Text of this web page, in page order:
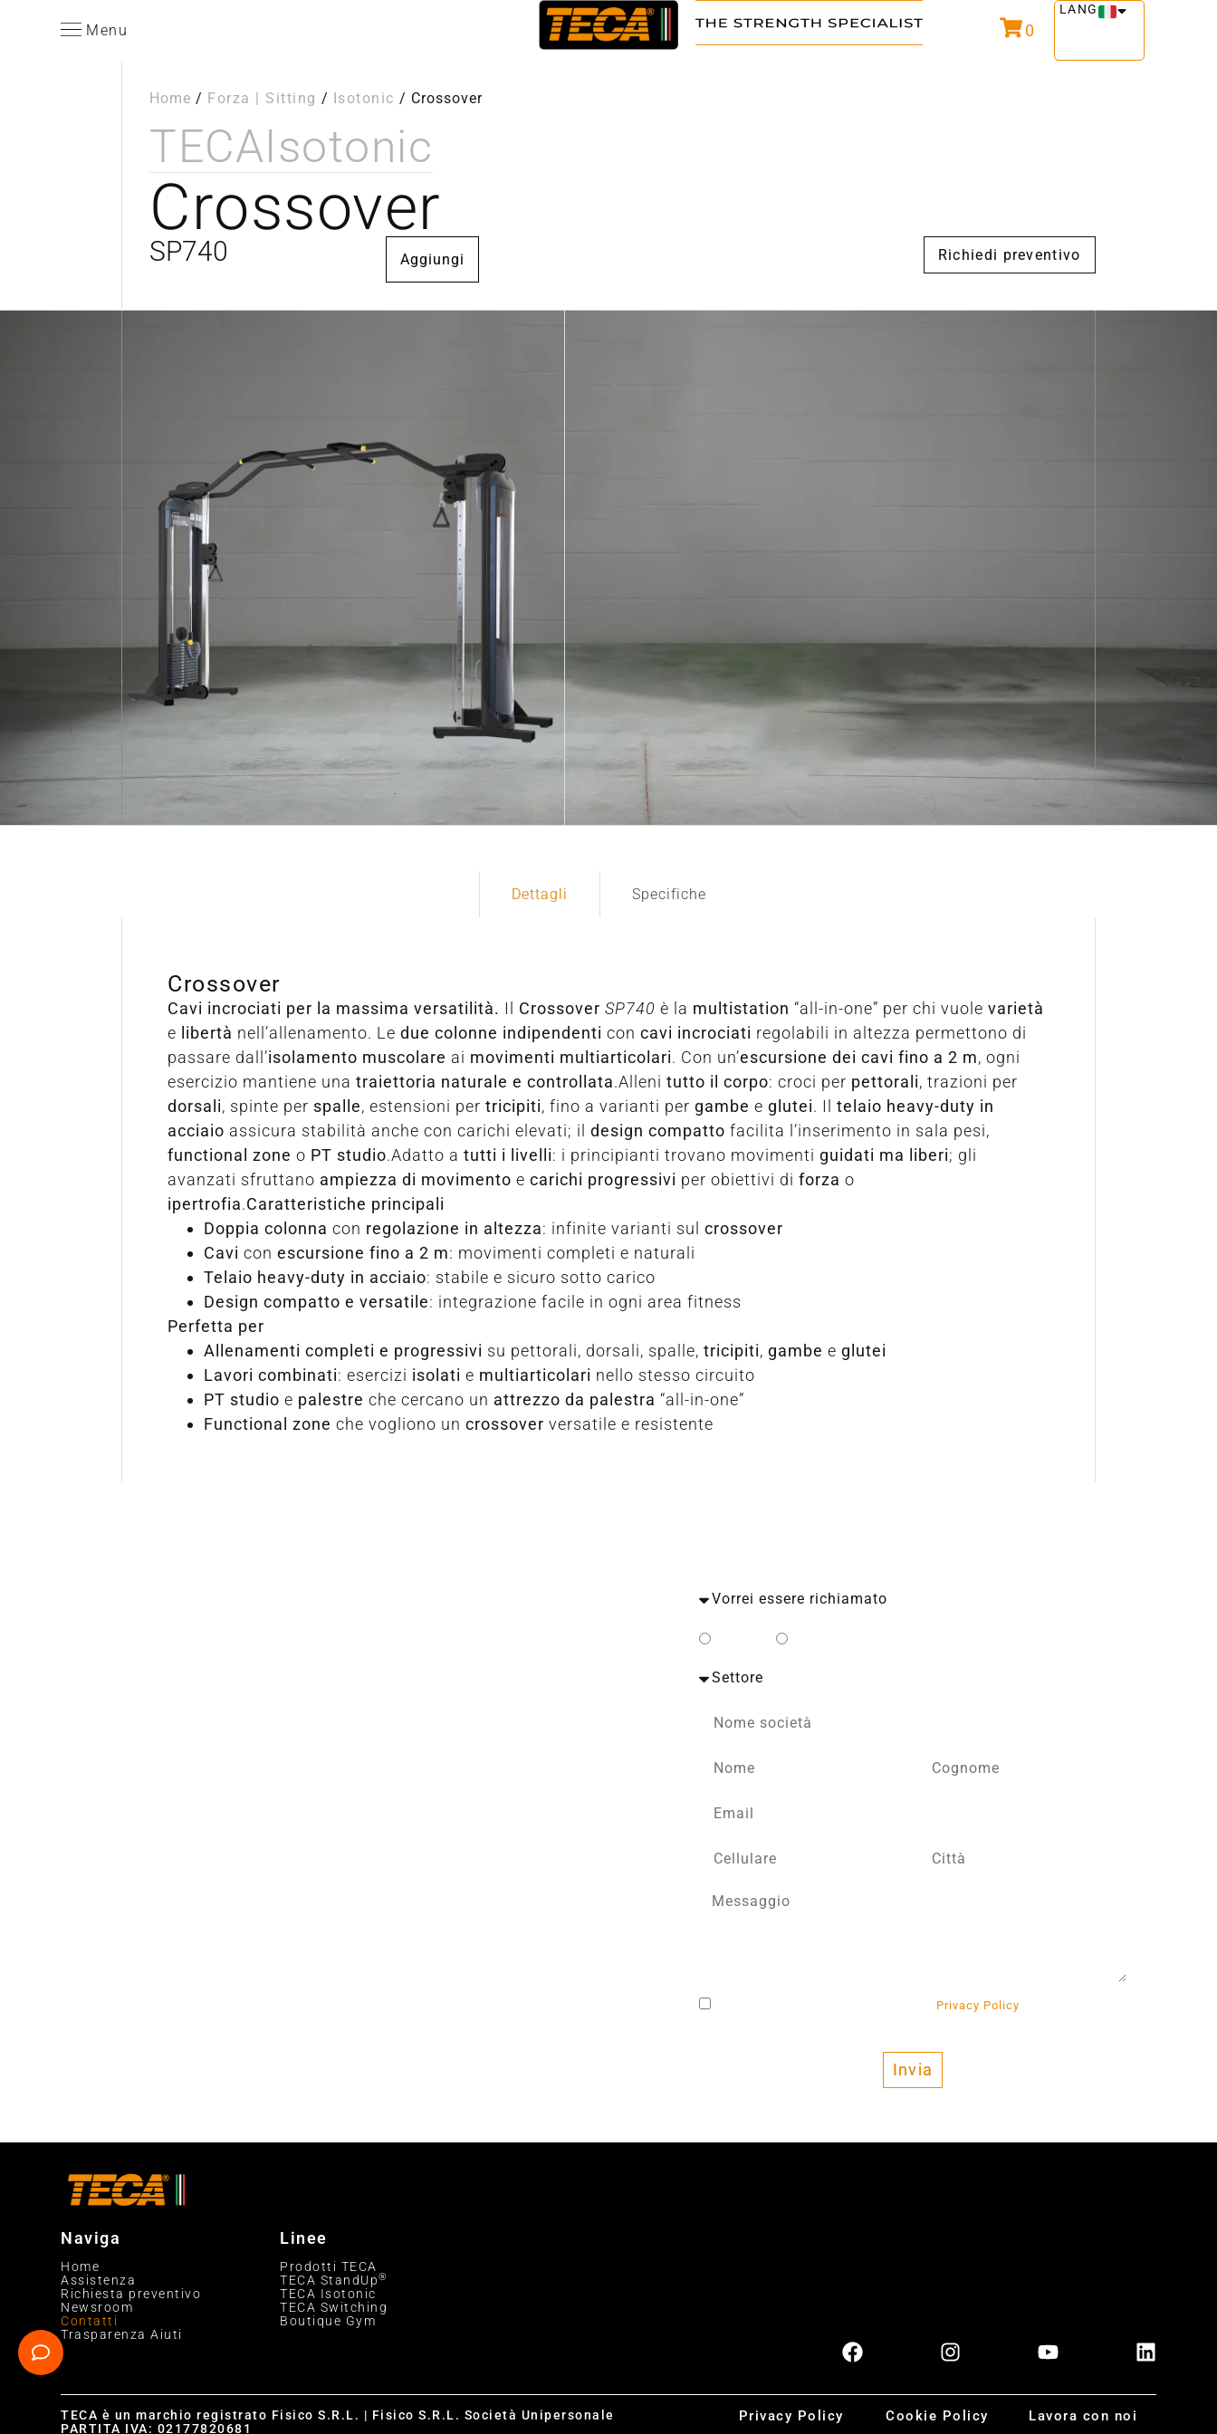
Menu 0
LANG
Home / Forza | Sitting / Isotonic / Crossover
TECAIsotonic
Crossover
SP740 Aggiungi Richiedi preventivo
Dettagli Specifiche
Crossover
Cavi incrociati per la massima versatilità. Il CrossoverSP740 è la multistation “all-in-one” per chi vuolevarietà
e libertà nell’allenamento. Ledue colonne indipendenti concavi incrociati regolabili in altezza permettono di
passare dall’isolamento muscolare ai movimenti multiarticolari. Con un’escursione dei cavi fino a 2 m, ogni
esercizio mantiene unatraiettoria naturale e controllata.Allenitutto il corpo: croci per pettorali, trazioni per
dorsali, spinte per spalle, estensioni pertricipiti, fino a varianti per gambe e glutei. Iltelaio heavy-duty in
acciaio assicura stabilità anche con carichi elevati; ildesign compatto facilita l’inserimento in sala pesi,
functional zone o PT studio.Adatto atutti i livelli: i principianti trovano movimenti guidati ma liberi; gli
avanzati sfruttano ampiezza di movimento ecarichi progressivi per obiettivi diforza o
ipertrofia.Caratteristiche principali
Doppia colonna con regolazione in altezza: infinite varianti sulcrossover
Cavi conescursione fino a 2 m: movimenti completi e naturali
Telaio heavy-duty in acciaio: stabile e sicuro sotto carico
Design compatto e versatile: integrazione facile in ogni area fitness
Perfetta per
Allenamenti completi e progressivi su pettorali, dorsali, spalle,tricipiti, gambe e glutei
Lavori combinati: esercizi isolati e multiarticolari nello stesso circuito
PT studio e palestre che cercano un attrezzo da palestra “all-in-one”
Functional zone che vogliono uncrossover versatile e resistente
Privacy Policy
Invia
Naviga
Home
Assistenza
Richiesta preventivo
Newsroom
Contatti
Trasparenza Aiuti
Linee
Prodotti TECA
TECA StandUp®
TECA Isotonic
TECA Switching
Boutique Gym
TECA è un marchio registrato Fisico S.R.L. | Fisico S.R.L. Società Unipersonale
PARTITA IVA: 02177820681
Privacy Policy Cookie Policy Lavora con noi